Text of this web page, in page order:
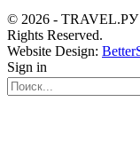
© 2026 - TRAVEL.РУ
Rights Reserved.
Website Design:
Sign in